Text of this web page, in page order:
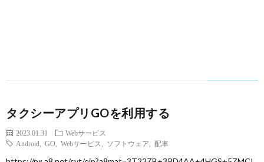
タクシーアプリGOを利用する
2023.01.31
Webサービス
Android
GO Webサービス ソフトウェア 配車